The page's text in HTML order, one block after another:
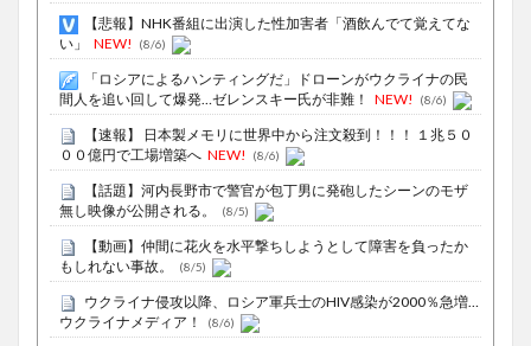
【悲報】NHK番組に出演した性加害者「酒飲んでて覚えてな
い」
NEW! (8/6)
「ロシアによるハンティングだ」ドローンがウクライナの民
間人を追い回して爆発…ゼレンスキー氏が非難！
NEW! (8/6)
【速報】 日本製メモリに世界中から注文殺到！！！ １兆５０
００億円で工場増築へ NEW! (8/6)
【話題】河内長野市で警官が包丁男に発砲したシーンのモザ
無し映像が公開される。
(8/5)
【動画】仲間に花火を水平撃ちしようとして障害を負ったか
もしれない事故。
(8/5)
ウクライナ侵攻以降、ロシア軍兵士のHIV感染が2000％急増…
ウクライナメディア！
(8/6)